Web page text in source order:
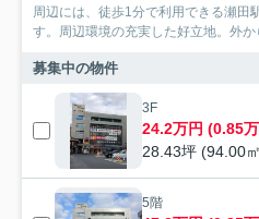
周辺には、徒歩1分で利用できる瀬田
す。周辺環境の充実した好立地。外
募集中の物件
3F
24.2万円 (0.85
28.43坪 (94.00
5階